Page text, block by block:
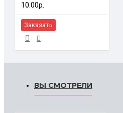
10.00р.
Заказать
ВЫ СМОТРЕЛИ